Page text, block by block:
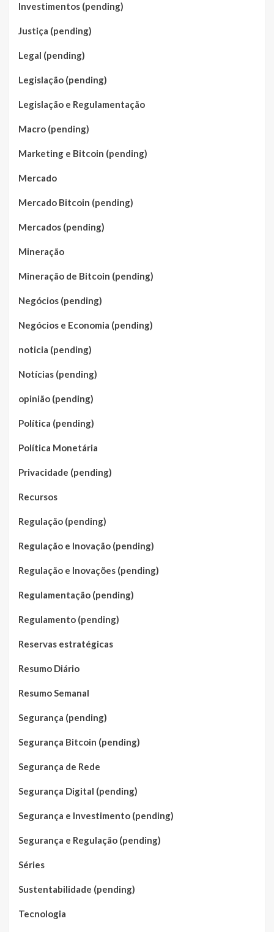
Investimentos (pending)
Justiça (pending)
Legal (pending)
Legislação (pending)
Legislação e Regulamentação
Macro (pending)
Marketing e Bitcoin (pending)
Mercado
Mercado Bitcoin (pending)
Mercados (pending)
Mineração
Mineração de Bitcoin (pending)
Negócios (pending)
Negócios e Economia (pending)
noticia (pending)
Notícias (pending)
opinião (pending)
Política (pending)
Política Monetária
Privacidade (pending)
Recursos
Regulação (pending)
Regulação e Inovação (pending)
Regulação e Inovações (pending)
Regulamentação (pending)
Regulamento (pending)
Reservas estratégicas
Resumo Diário
Resumo Semanal
Segurança (pending)
Segurança Bitcoin (pending)
Segurança de Rede
Segurança Digital (pending)
Segurança e Investimento (pending)
Segurança e Regulação (pending)
Séries
Sustentabilidade (pending)
Tecnologia